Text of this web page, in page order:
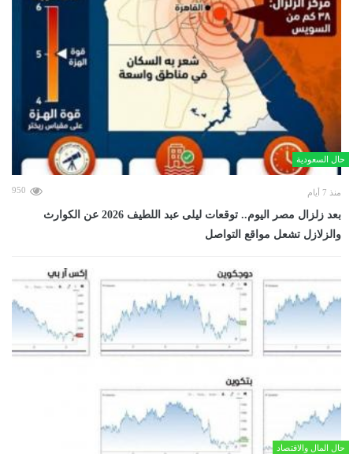
حال السعودية
منذ 7 أيام 950
بعد زلزال مصر اليوم.. توقعات ليلى عبد اللطيف 2026 عن الكوارث
والزلازل تشعل مواقع التواصل
حال المال والاقتصاد